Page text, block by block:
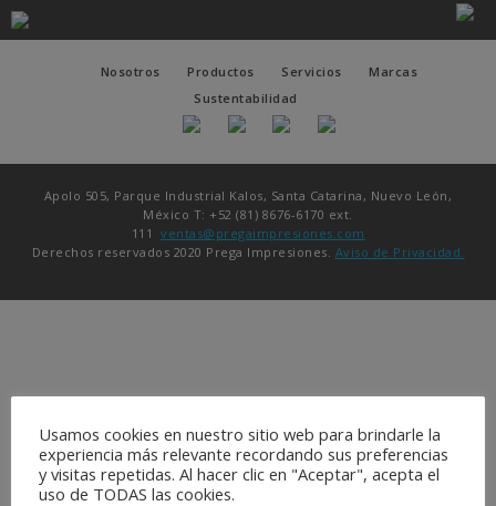
Usamos cookies en nuestro sitio web para brindarle la
experiencia más relevante recordando sus preferencias
y visitas repetidas. Al hacer clic en "Aceptar", acepta el
uso de TODAS las cookies.
Nosotros Productos Servicios
Marcas
Sustentabilidad
Apolo 505, Parque Industrial Kalos, Santa Catarina, Nuevo León,
México T: +52 (81) 8676-6170 ext.
111 ventas@pregaimpresiones.com
Derechos reservados 2020 Prega Impresiones. Aviso de Privacidad.